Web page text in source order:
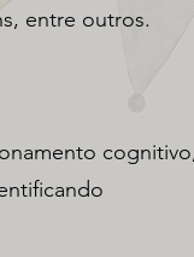
entre outros.